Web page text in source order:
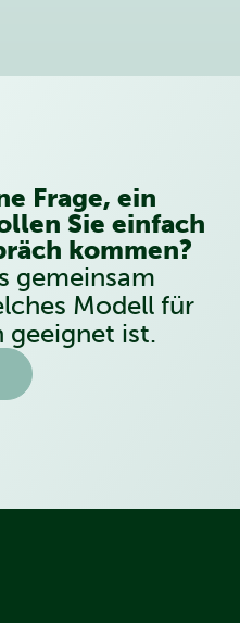
Frage, ein
Sie einfach
kommen?
gemeinsam
Modell für
geeignet ist.